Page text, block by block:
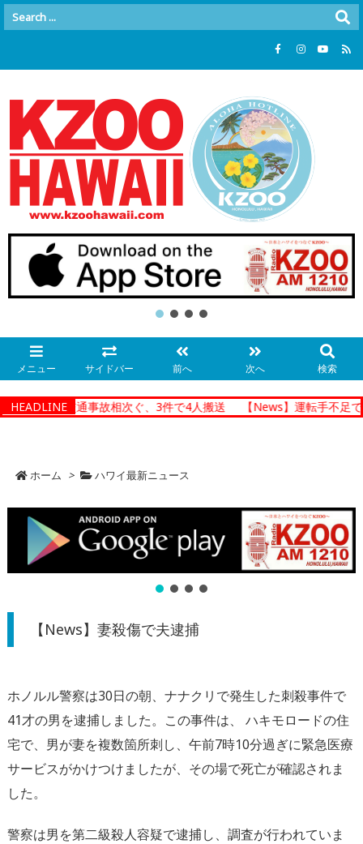
メニュー サイドバー 前へ 次へ 検索
HEADLINE
ルで朝の交通事故相次ぐ、3件で4人搬送 【News】運転手不足で
ホーム > ハワイ最新ニュース
【News】妻殺傷で夫逮捕
ホノルル警察は30日の朝、ナナクリで発生した刺殺事件で
41才の男を逮捕しました。この事件は、 ハキモロードの住
宅で、男が妻を複数箇所刺し、午前7時10分過ぎに緊急医療
サービスがかけつけましたが、その場で死亡が確認されま
した。
警察は男を第二級殺人容疑で逮捕し、調査が行われていま